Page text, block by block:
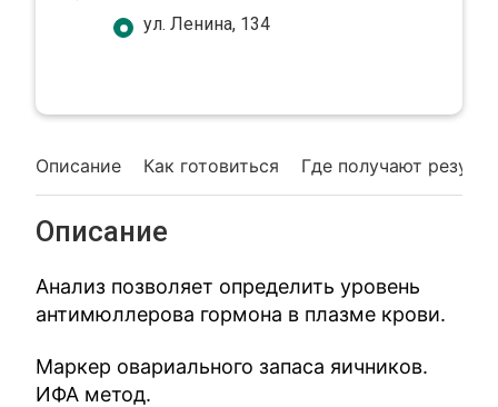
Описание Как готовиться Где получают
Описание
Анализ позволяет определить уровень
антимюллерова гормона в плазме крови.
Маркер овариального запаса яичников.
ИФА метод.
ул. Ленина, 134